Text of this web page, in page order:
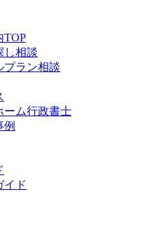
TOP
し相談
プラン相談
ーム行政書士
例
イド